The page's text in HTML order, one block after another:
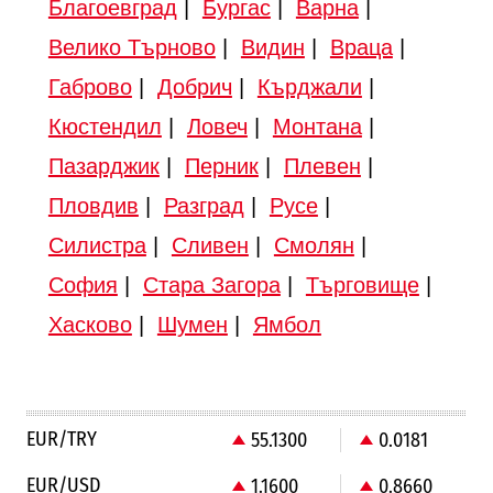
Благоевград Бургас| Варна|
Велико Търново| Видин Враца|
Габрово| Добрич Кърджали
Кюстендил
Ловеч Монтана|
Пазарджик| Перник| Плевен
Пловдив
Разград Русе|
Силистра| Сливен Смолян
София
Стара Загора| Търговище|
Хасково| Шумен Ямбол
EUR/TRY 55.1300
0.0181
EUR/USD
1.1600 0.8660